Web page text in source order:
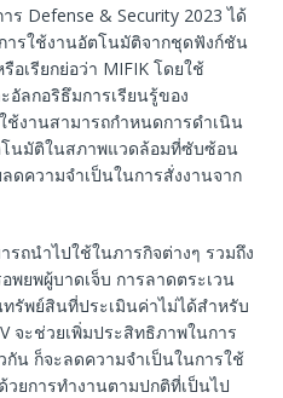
ร Defense & Security 2023 ได้
รใช้งานอัตโนมัติจากชุดฟังก์ชัน
อเรียกย่อว่า MIFIK โดยใช้
ลกอริธึมการเรียนรู้ของ
ช้งานสามารถกำหนดการดำเนิน
นมัติในสภาพแวดล้อมที่ซับซ้อน
ดความจำเป็นในการสั่งงานจาก
รถนำไปใช้ในภารกิจต่างๆ รวมถึง
ยพผู้บาดเจ็บ การลาดตระเวน
รัพย์สินที่ประเมินค่าไม่ได้สำหรับ
จะช่วยเพิ่มประสิทธิภาพในการ
น ก็จะลดความจำเป็นในการใช้
ยการทำงานตามปกติที่เป็นไป